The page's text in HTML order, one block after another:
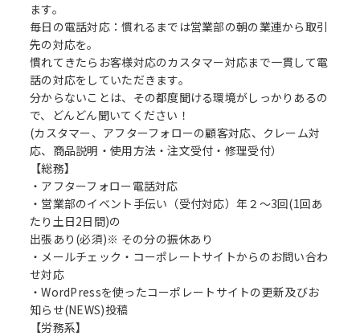
ます。
毎日の電話対応：慣れるまでは営業部の朝の業連から取引
先の対応を。
慣れてきたらお客様対応のカスタマー対応まで一貫して電
話の対応をしていただきます。
分からないことは、その都度聞ける環境がしっかりあるの
で、どんどん聞いてください！
(カスタマー、アフターフォローの顧客対応、クレーム対
応、商品説明・使用方法・注文受付・修理受付）
【総務】
・アフターフォロー電話対応
・営業部のイベント手伝い（受付対応）年２～3回(1回あ
たり土日2日間)の
出張あり(必須)※ その分の振休あり
・メールチェック・コーポレートサイトからのお問い合わ
せ対応
・WordPressを使ったコーポレートサイトの更新及びお
知らせ(NEWS)投稿
【労務系】